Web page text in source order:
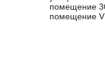
помещение
помещение